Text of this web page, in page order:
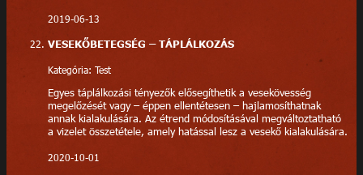
2019-06-13
VESEKŐBETEGSÉG – TÁPLÁLKOZÁS
Kategória: Test
Egyes táplálkozási tényezők elősegíthetik a vesekövesség
megelőzését vagy – éppen ellentétesen – hajlamosíthatnak
annak kialakulására. Az étrend módosításával megváltoztatható
a vizelet összetétele, amely hatással lesz a vesekő kialakulására.
2020-10-01